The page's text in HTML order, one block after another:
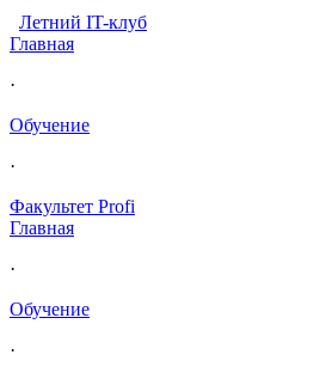
Летний IT-клуб
Главная
·
Обучение
·
Факультет Profi
Главная
·
Обучение
·